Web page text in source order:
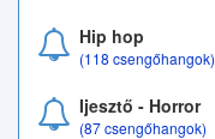
Hip hop
(118 csengőhangok)
Ijesztő - Horror
(87 csengőhangok)